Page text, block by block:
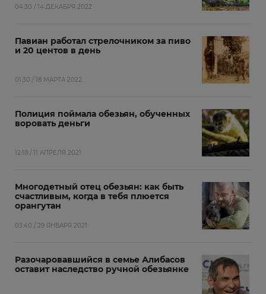
04:30 / 14 ДЕКАБРЯ 2022
Павиан работал стрелочником за пиво
и 20 центов в день
01:30 / 18 МАРТА 2022
Полиция поймала обезьян, обученных
воровать деньги
12:18 / 11 АПРЕЛЯ 2021
Многодетный отец обезьян: как быть
счастливым, когда в тебя плюется
орангутан
03:40 / 29 ЯНВАРЯ 2021
Разочаровавшийся в семье Алибасов
оставит наследство ручной обезьянке